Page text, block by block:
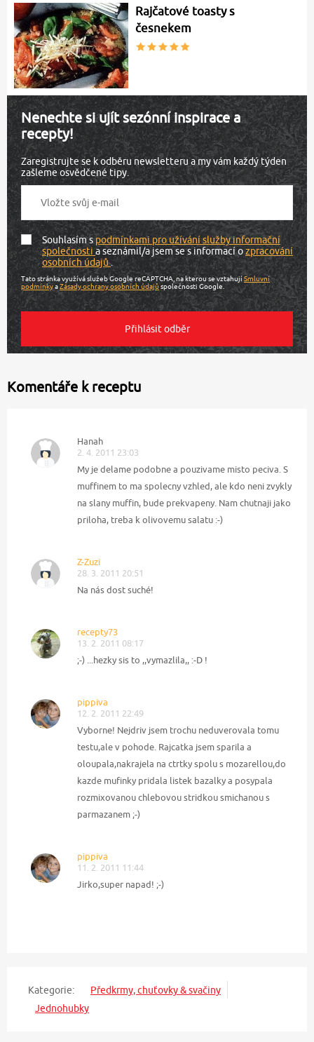
Rajčatové toasty s
česnekem
Nenechte si ujít sezónní inspirace a
recepty!
Zaregistrujte se k odběru newsletteru a my vám každý týden
zašleme osvědčené tipy.
Souhlasím spodmínkami pro užívání služby informační
společnostia seznámil/a jsem se s informací ozpracování
osobních údajů.
Tato stránka využívá služeb Google reCAPTCHA, na kterou se vztahujíSmluvní
podmínkyaZásady ochrany osobních údajů společnosti Google.
Komentáře k receptu
Hanah
2. 4. 2011 23:03
My je delame podobne a pouzivame misto peciva. S
muffinem to ma spolecny vzhled, ale kdo neni zvykly
na slany muffin, bude prekvapeny. Nam chutnaji jako
priloha, treba k olivovemu salatu :-)
Z-Zuzi
28. 3. 2011 20:51
Na nás dost suché!
recepty73
13. 2. 2011 08:17
;-) ...hezky sis to ,,vymazlila,, :-D !
pippiva
12. 2. 2011 22:49
Vyborne! Nejdriv jsem trochu neduverovala tomu
testu,ale v pohode. Rajcatka jsem sparila a
oloupala,nakrajela na ctrtky spolu s mozarellou,do
kazde mufinky pridala listek bazalky a posypala
rozmixovanou chlebovou stridkou smichanou s
parmazanem ;-)
pippiva
11. 2. 2011 11:44
Jirko,super napad! ;-)
Kategorie:
Předkrmy, chuťovky & svačiny
Jednohubky